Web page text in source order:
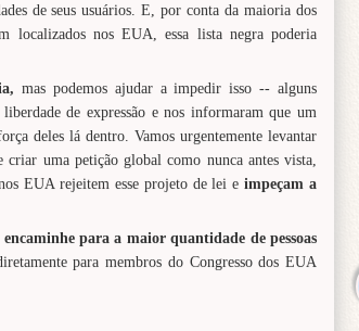
de seus usuários. E, por conta da maioria dos
localizados nos EUA, essa lista negra poderia
mas podemos ajudar a impedir isso -- alguns
de expressão e nos informaram que um
deles lá dentro. Vamos urgentemente levantar
criar uma petição global como nunca antes vista,
EUA rejeitem esse projeto de lei e impeçam a
para a maior quantidade de pessoas
para membros do Congresso dos EUA